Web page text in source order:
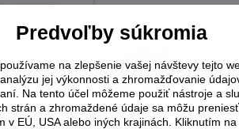
Predvoľby súkromia
na zlepšenie vašej návštevy tejto
jej výkonnosti a zhromažďovanie
Na tento účel môžeme použiť nástroje a
strán a zhromaždené údaje sa môžu
v EÚ, USA alebo iných krajinách. Kliknutím na